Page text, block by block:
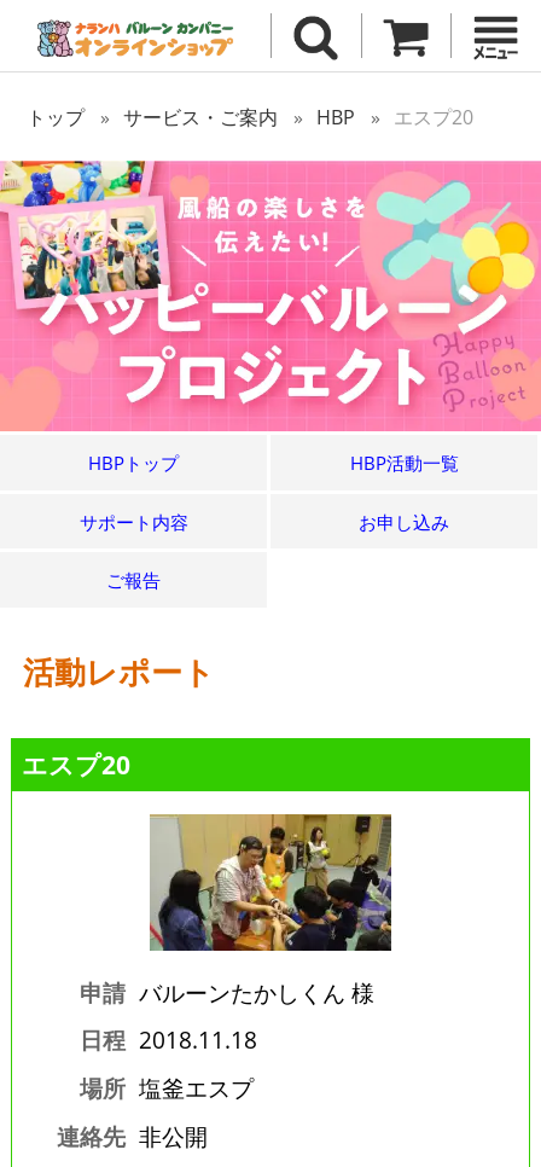
トップ サービス・ご案内 HBP エスプ20
HBPトップ HBP活動一覧
サポート内容 お申し込み
ご報告
活動レポート
エスプ20
申請 バルーンたかしくん 様
日程 2018.11.18
場所 塩釜エスプ
連絡先 非公開